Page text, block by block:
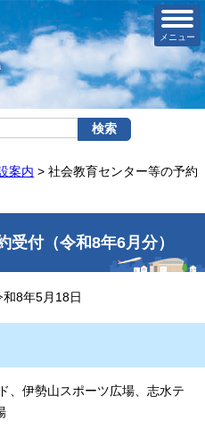
メニュー
案内 > 社会教育センター等の予約
受付（令和8年6月分）
8年5月18日
、伊勢山スポーツ広場、志水テ